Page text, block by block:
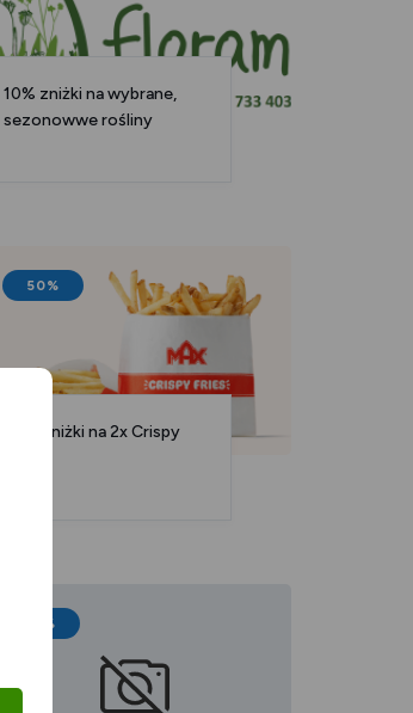
10% zniżki na wybrane,
sezonowwe rośliny
50%
50% zniżki na 2x Crispy
15%